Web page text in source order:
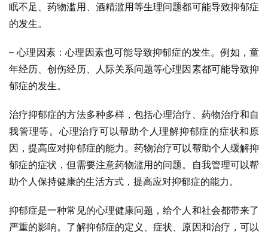
眠不足、药物滥用、酒精滥用等生理问题都可能导致抑郁症
的发生。
– 心理因素：心理因素也可能导致抑郁症的发生。例如，童
年经历、创伤经历、人际关系问题等心理因素都可能导致抑
郁症的发生。
治疗抑郁症的方法多种多样，包括心理治疗、药物治疗和自
我管理等。心理治疗可以帮助个人理解抑郁症的症状和原
因，提高应对抑郁症的能力。药物治疗可以帮助个人缓解抑
郁症的症状，但需要注意药物滥用的问题。自我管理可以帮
助个人保持健康的生活方式，提高应对抑郁症的能力。
抑郁症是一种常见的心理健康问题，给个人和社会都带来了
严重的影响。了解抑郁症的定义、症状、原因和治疗，可以